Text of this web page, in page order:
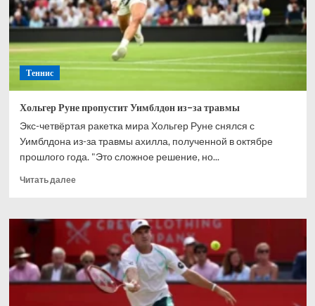
старте
соревнований
Теннис
Хольгер Руне пропустит Уимблдон из-за травмы
Экс-четвёртая ракетка мира Хольгер Руне снялся с
Уимблдона из-за травмы ахилла, полученной в октябре
прошлого года. "Это сложное решение, но...
Читать далееПрочитать
Хольгер
Руне
пропустит
Уимблдон
из-
за